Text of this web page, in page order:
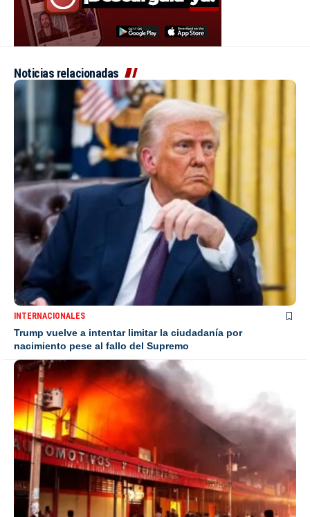
Noticias relacionadas
INTERNACIONALES
Trump vuelve a intentar limitar la ciudadanía por
nacimiento pese al fallo del Supremo